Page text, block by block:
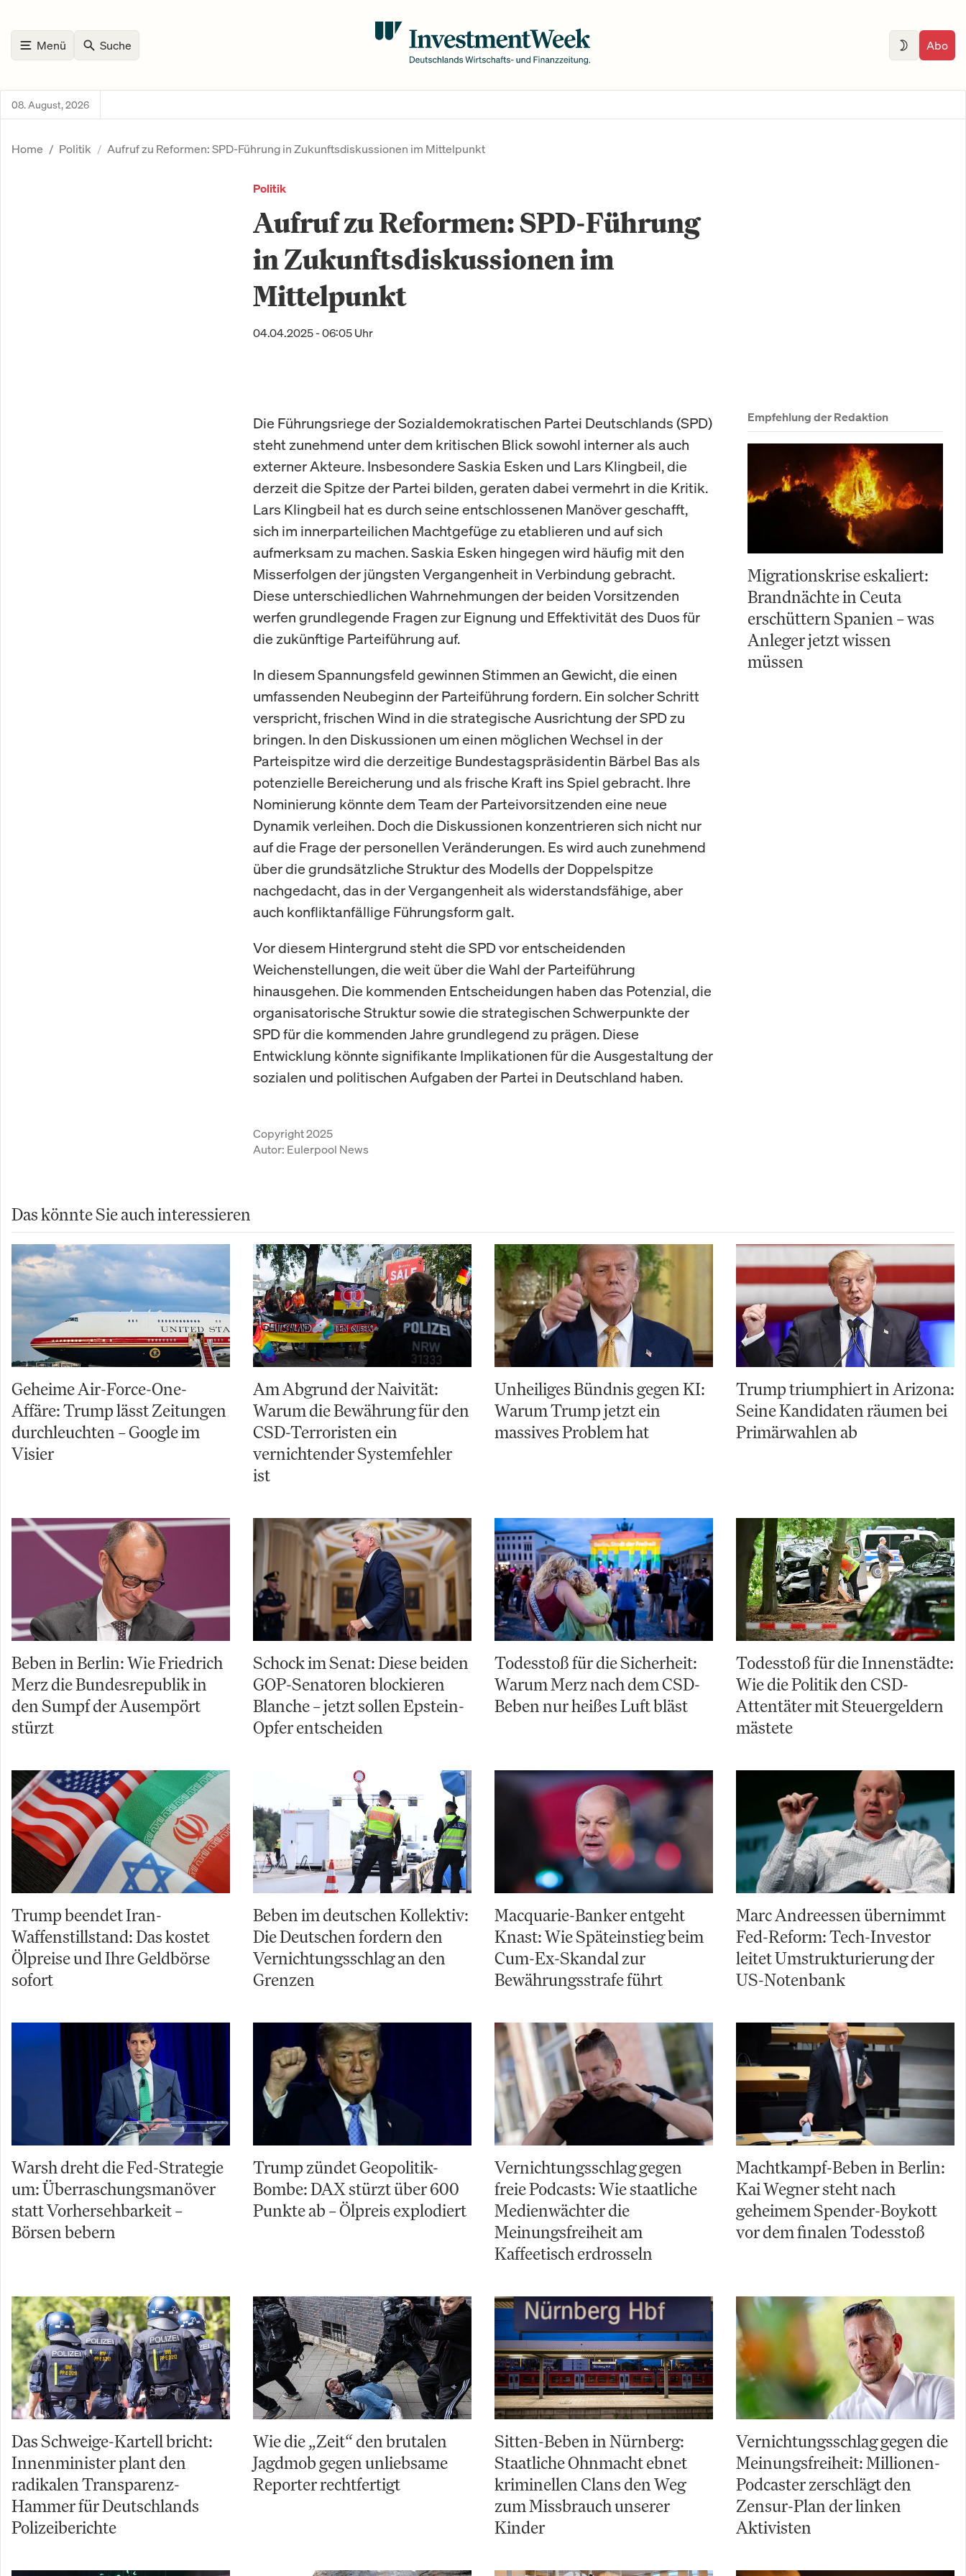
Menü Suche Abo
08. August, 2026
Home Politik Aufruf zu Reformen: SPD-Führung in Zukunftsdiskussionen im Mittelpunkt
Politik
Aufruf zu Reformen: SPD-Führung
in Zukunftsdiskussionen im
Mittelpunkt
04.04.2025 - 06:05 Uhr
Die Führungsriege der Sozialdemokratischen Partei Deutschlands (SPD)
steht zunehmend unter dem kritischen Blick sowohl interner als auch
externer Akteure. Insbesondere Saskia Esken und Lars Klingbeil, die
derzeit die Spitze der Partei bilden, geraten dabei vermehrt in die Kritik.
Lars Klingbeil hat es durch seine entschlossenen Manöver geschafft,
sich im innerparteilichen Machtgefüge zu etablieren und auf sich
aufmerksam zu machen. Saskia Esken hingegen wird häufig mit den
Misserfolgen der jüngsten Vergangenheit in Verbindung gebracht.
Diese unterschiedlichen Wahrnehmungen der beiden Vorsitzenden
werfen grundlegende Fragen zur Eignung und Effektivität des Duos für
die zukünftige Parteiführung auf.
In diesem Spannungsfeld gewinnen Stimmen an Gewicht, die einen
umfassenden Neubeginn der Parteiführung fordern. Ein solcher Schritt
verspricht, frischen Wind in die strategische Ausrichtung der SPD zu
bringen. In den Diskussionen um einen möglichen Wechsel in der
Parteispitze wird die derzeitige Bundestagspräsidentin Bärbel Bas als
potenzielle Bereicherung und als frische Kraft ins Spiel gebracht. Ihre
Nominierung könnte dem Team der Parteivorsitzenden eine neue
Dynamik verleihen. Doch die Diskussionen konzentrieren sich nicht nur
auf die Frage der personellen Veränderungen. Es wird auch zunehmend
über die grundsätzliche Struktur des Modells der Doppelspitze
nachgedacht, das in der Vergangenheit als widerstandsfähige, aber
auch konfliktanfällige Führungsform galt.
Vor diesem Hintergrund steht die SPD vor entscheidenden
Weichenstellungen, die weit über die Wahl der Parteiführung
hinausgehen. Die kommenden Entscheidungen haben das Potenzial, die
organisatorische Struktur sowie die strategischen Schwerpunkte der
SPD für die kommenden Jahre grundlegend zu prägen. Diese
Entwicklung könnte signifikante Implikationen für die Ausgestaltung der
sozialen und politischen Aufgaben der Partei in Deutschland haben.
Copyright 2025
Autor: Eulerpool News
Empfehlung der Redaktion
Migrationskrise eskaliert:
Brandnächte in Ceuta
erschüttern Spanien – was
Anleger jetzt wissen
müssen
Das könnte Sie auch interessieren
Geheime Air-Force-One-
Affäre: Trump lässt Zeitungen
durchleuchten – Google im
Visier
Am Abgrund der Naivität:
Warum die Bewährung für den
CSD-Terroristen ein
vernichtender Systemfehler
ist
Unheiliges Bündnis gegen KI:
Warum Trump jetzt ein
massives Problem hat
Trump triumphiert in Arizona:
Seine Kandidaten räumen bei
Primärwahlen ab
Beben in Berlin: Wie Friedrich
Merz die Bundesrepublik in
den Sumpf der Ausempört
stürzt
Schock im Senat: Diese beiden
GOP-Senatoren blockieren
Blanche – jetzt sollen Epstein-
Opfer entscheiden
Todesstoß für die Sicherheit:
Warum Merz nach dem CSD-
Beben nur heißes Luft bläst
Todesstoß für die Innenstädte:
Wie die Politik den CSD-
Attentäter mit Steuergeldern
mästete
Trump beendet Iran-
Waffenstillstand: Das kostet
Ölpreise und Ihre Geldbörse
sofort
Beben im deutschen Kollektiv:
Die Deutschen fordern den
Vernichtungsschlag an den
Grenzen
Macquarie-Banker entgeht
Knast: Wie Späteinstieg beim
Cum-Ex-Skandal zur
Bewährungsstrafe führt
Marc Andreessen übernimmt
Fed-Reform: Tech-Investor
leitet Umstrukturierung der
US-Notenbank
Warsh dreht die Fed-Strategie
um: Überraschungsmanöver
statt Vorhersehbarkeit –
Börsen bebern
Trump zündet Geopolitik-
Bombe: DAX stürzt über 600
Punkte ab – Ölpreis explodiert
Vernichtungsschlag gegen
freie Podcasts: Wie staatliche
Medienwächter die
Meinungsfreiheit am
Kaffeetisch erdrosseln
Machtkampf-Beben in Berlin:
Kai Wegner steht nach
geheimem Spender-Boykott
vor dem finalen Todesstoß
Das Schweige-Kartell bricht:
Innenminister plant den
radikalen Transparenz-
Hammer für Deutschlands
Polizeiberichte
Wie die „Zeit“ den brutalen
Jagdmob gegen unliebsame
Reporter rechtfertigt
Sitten-Beben in Nürnberg:
Staatliche Ohnmacht ebnet
kriminellen Clans den Weg
zum Missbrauch unserer
Kinder
Vernichtungsschlag gegen die
Meinungsfreiheit: Millionen-
Podcaster zerschlägt den
Zensur-Plan der linken
Aktivisten